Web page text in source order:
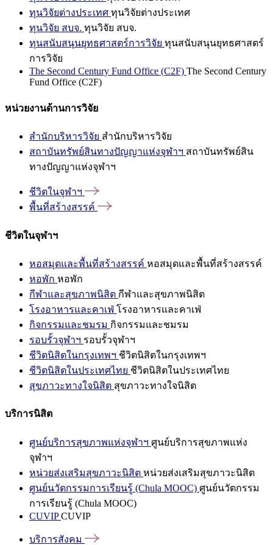
ทุนวิจัยต่างประเทศ ทุนวิจัยต่างประเทศ
ทุนวิจัย สบจ. ทุนวิจัย สบจ.
ทุนสนับสนุนยุทธศาสตร์การวิจัย ทุนสนับสนุนยุทธศาสตร์
การวิจัย
The Second Century Fund Office (C2F) The Second Century
Fund Office (C2F)
หน่วยงานด้านการวิจัย
สำนักบริหารวิจัย สำนักบริหารวิจัย
สถาบันทรัพย์สินทางปัญญาแห่งจุฬาฯ สถาบันทรัพย์สิน
ทางปัญญาแห่งจุฬาฯ
ชีวิตในจุฬาฯ
พื้นที่สร้างสรรค์
ชีวิตในจุฬาฯ
หอสมุดและพื้นที่สร้างสรรค์ หอสมุดและพื้นที่สร้างสรรค์
หอพัก หอพัก
กีฬาและสุขภาพนิสิต กีฬาและสุขภาพนิสิต
โรงอาหารและคาเฟ่ โรงอาหารและคาเฟ่
กิจกรรมและชมรม กิจกรรมและชมรม
รอบรั้วจุฬาฯ รอบรั้วจุฬาฯ
ชีวิตนิสิตในกรุงเทพฯ ชีวิตนิสิตในกรุงเทพฯ
ชีวิตนิสิตในประเทศไทย ชีวิตนิสิตในประเทศไทย
สุขภาวะทางใจนิสิต สุขภาวะทางใจนิสิต
บริการนิสิต
ศูนย์บริการสุขภาพแห่งจุฬาฯ ศูนย์บริการสุขภาพแห่ง
จุฬาฯ
หน่วยส่งเสริมสุขภาวะนิสิต หน่วยส่งเสริมสุขภาวะนิสิต
ศูนย์นวัตกรรมการเรียนรู้ (Chula MOOC) ศูนย์นวัตกรรม
การเรียนรู้ (Chula MOOC)
CUVIPCUVIP
บริการสังคม